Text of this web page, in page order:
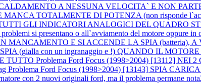
A NESSUNA VELOCITA` E NON
MANCA TOTALMENTE DI POTENZA (non risponde
GLI INDICATORI ANALOGICI DEL QUADRO
si presentano o all`avviamento del motore oppure in
MANCAMENTO E SI ACCENDE LA SPIA (batteria),
(gialla con un ingranaggio e !) QUANDO IL
TUTTO Problema Ford Focus (1998>2004) [13112]
Problema Ford Focus (1998>2004) [13143] SPIA
con 2 nuovi originali ford, ma il problema permane